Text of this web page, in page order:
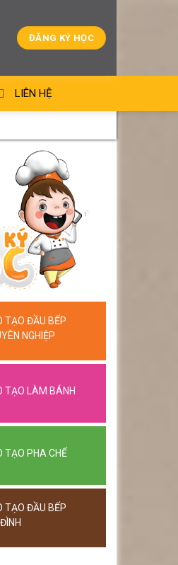
ĐĂNG KÝ HỌC
LIÊN HỆ
TẠO ĐẦU BẾP
NGHIỆP
TẠO LÀM BÁNH
TẠO PHA CHẾ
TẠO ĐẦU BẾP